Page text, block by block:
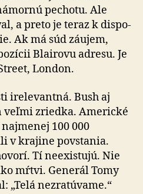
pechotu. Ale
a preto je teraz k dispo­
Ak má súd záujem,
Blairovu adresu. Je
London.
irelevantná. Bush aj
veľmi zriedka. Americké
100 000
v krajine povstania.
Tí neexistujú. Nie
mŕtvi. Generál Tomy
„Telá nezra­tú­vame.“